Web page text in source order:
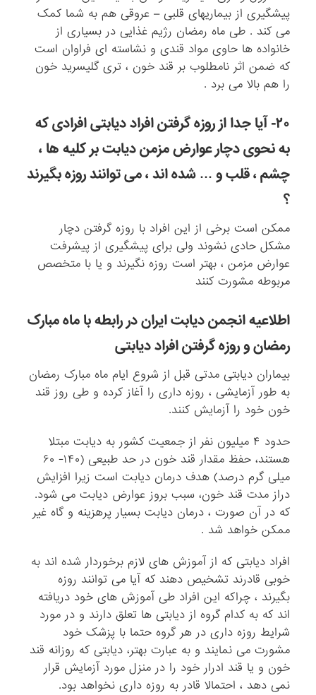
پیشگیری از بیماریهای قلبی – عروقی هم به شما کمک
می کند . طی ماه رمضان رژیم غذایی در بسیاری از
خانواده ها حاوی مواد قندی و نشاسته ای فراوان است
که ضمن اثر نامطلوب بر قند خون ، تری گلیسرید خون
را هم بالا می برد .
۲۰- آیا جدا از روزه گرفتن افراد دیابتی افرادی که
به نحوی دچار عوارض مزمن دیابت بر کلیه ها ،
چشم ، قلب و … شده اند ، می توانند روزه بگیرند
؟
ممکن است برخی از این افراد با روزه گرفتن دچار
مشکل حادی نشوند ولی برای پیشگیری از پیشرفت
عوارض مزمن ، بهتر است روزه نگیرند و یا با متخصص
مربوطه مشورت کنند
اطلاعیه انجمن دیابت ایران در رابطه با ماه مبارک
رمضان و روزه گرفتن افراد دیابتی
بیماران دیابتی مدتی قبل از شروع ایام ماه مبارک رمضان
به طور آزمایشی ، روزه داری را آغاز کرده و طی روز قند
خون خود را آزمایش کنند.
حدود ۴ میلیون نفر از جمعیت کشور به دیابت مبتلا
هستند، حفظ مقدار قند خون در حد طبیعی (۱۴۰- ۶۰
میلی گرم درصد) هدف درمان دیابت است زیرا افزایش
دراز مدت قند خون، سبب بروز عوارض دیابت می شود.
که در آن صورت ، درمان دیابت بسیار پرهزینه و گاه غیر
ممکن خواهد شد .
افراد دیابتی که از آموزش های لازم برخوردار شده اند به
خوبی قادرند تشخیص دهند که آیا می توانند روزه
بگیرند ، چراکه این افراد طی آموزش های خود دریافته
اند که به کدام گروه از دیابتی ها تعلق دارند و در مورد
شرایط روزه داری در هر گروه حتما با پزشک خود
مشورت می نمایند و به عبارت بهتر، دیابتی که روزانه قند
خون و یا قند ادرار خود را در منزل مورد آزمایش قرار
نمی دهد ، احتمالا قادر به روزه داری نخواهد بود.